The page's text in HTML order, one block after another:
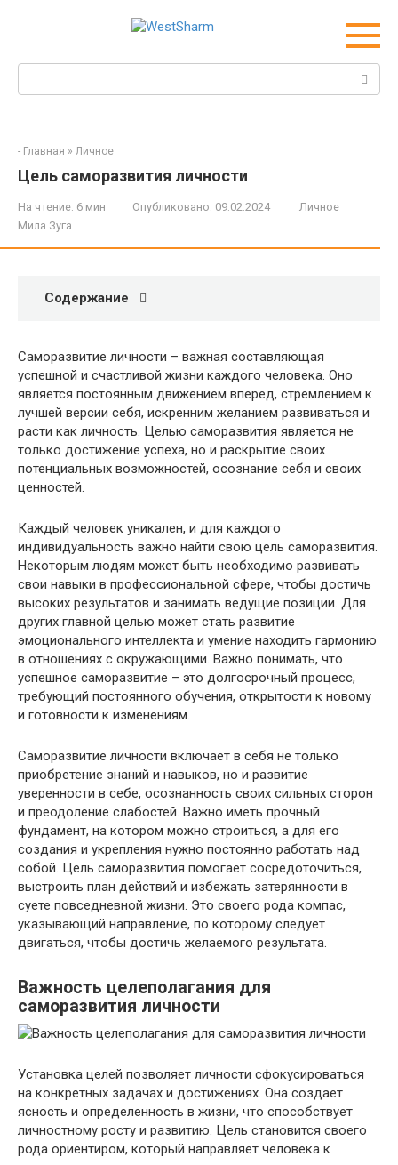
- Главная » Личное
Цель саморазвития личности
На чтение: 6 мин Опубликовано: 09.02.2024
Личное
Мила Зуга
Содержание
Саморазвитие личности – важная составляющая
успешной и счастливой жизни каждого человека. Оно
является постоянным движением вперед, стремлением к
лучшей версии себя, искренним желанием развиваться и
расти как личность. Целью саморазвития является не
только достижение успеха, но и раскрытие своих
потенциальных возможностей, осознание себя и своих
ценностей.
Каждый человек уникален, и для каждого
индивидуальность важно найти свою цель саморазвития.
Некоторым людям может быть необходимо развивать
свои навыки в профессиональной сфере, чтобы достичь
высоких результатов и занимать ведущие позиции. Для
других главной целью может стать развитие
эмоционального интеллекта и умение находить гармонию
в отношениях с окружающими. Важно понимать, что
успешное саморазвитие – это долгосрочный процесс,
требующий постоянного обучения, открытости к новому
и готовности к изменениям.
Саморазвитие личности включает в себя не только
приобретение знаний и навыков, но и развитие
уверенности в себе, осознанность своих сильных сторон
и преодоление слабостей. Важно иметь прочный
фундамент, на котором можно строиться, а для его
создания и укрепления нужно постоянно работать над
собой. Цель саморазвития помогает сосредоточиться,
выстроить план действий и избежать затерянности в
суете повседневной жизни. Это своего рода компас,
указывающий направление, по которому следует
двигаться, чтобы достичь желаемого результата.
Важность целеполагания для
саморазвития личности
Установка целей позволяет личности сфокусироваться
на конкретных задачах и достижениях. Она создает
ясность и определенность в жизни, что способствует
личностному росту и развитию. Цель становится своего
рода ориентиром, который направляет человека к